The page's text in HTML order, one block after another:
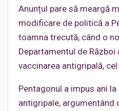
Anunțul pare să meargă
modificare de politică a
toamna trecută, când o
Departamentul de
vaccinarea antigripală,
Pentagonul a impus ani
antigripale, argumentând